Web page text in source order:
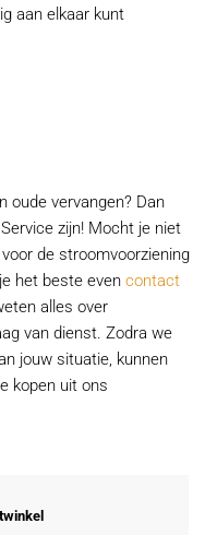
aan elkaar kunt
oude vervangen? Dan
zijn! Mocht je niet
de stroomvoorziening
het beste even contact
alles over
van dienst. Zodra we
jouw situatie, kunnen
kopen uit ons